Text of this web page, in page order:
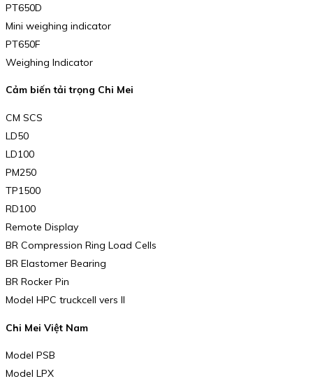
PT650D
Mini weighing indicator
PT650F
Weighing Indicator
Cảm biến tải trọng Chi Mei
CM SCS
LD50
LD100
PM250
TP1500
RD100
Remote Display
BR Compression Ring Load Cells
BR Elastomer Bearing
BR Rocker Pin
Model HPC truckcell vers II
Chi Mei Việt Nam
Model PSB
Model LPX